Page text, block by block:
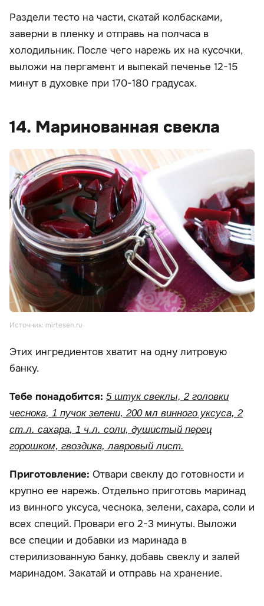
Раздели тесто на части, скатай колбасками,
заверни в пленку и отправь на полчаса в
холодильник. После чего нарежь их на кусочки,
выложи на пергамент и выпекай печенье 12-15
минут в духовке при 170-180 градусах.
14. Маринованная свекла
Источник: mirtesen.ru
Этих ингредиентов хватит на одну литровую
банку.
Тебе понадобится: 5 штук свеклы, 2 головки
чеснока, 1 пучок зелени, 200 мл винного уксуса, 2
ст.л. сахара, 1 ч.л. соли, душистый перец
горошком, гвоздика, лавровый лист.
Приготовление: Отвари свеклу до готовности и
крупно ее нарежь. Отдельно приготовь маринад
из винного уксуса, чеснока, зелени, сахара, соли и
всех специй. Провари его 2-3 минуты. Выложи
все специи и добавки из маринада в
стерилизованную банку, добавь свеклу и залей
маринадом. Закатай и отправь на хранение.